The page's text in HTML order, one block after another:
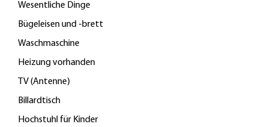
Wesentliche Dinge
Bügeleisen und -brett
Waschmaschine
Heizung vorhanden
TV (Antenne)
Billardtisch
Hochstuhl für Kinder